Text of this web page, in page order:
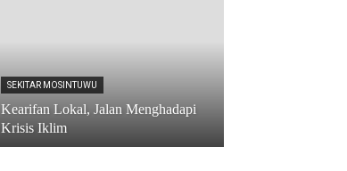
SEKITAR MOSINTUWU
Kearifan Lokal, Jalan Menghadapi
Krisis Iklim